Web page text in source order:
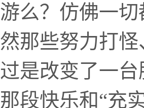
游么？仿佛一
然那些努力打
过是改变了一
那段快乐和“充